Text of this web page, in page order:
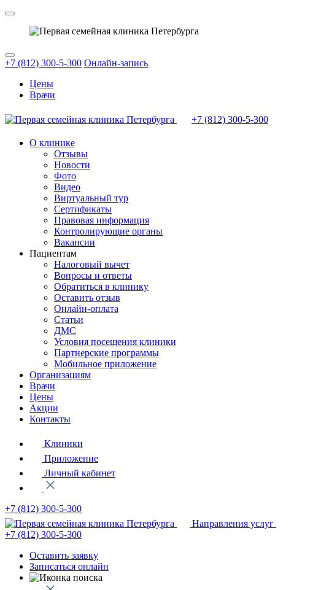
+7 (812) 300-5-300 Онлайн-запись
Цены
Врачи
+7 (812) 300-5-300
О клинике
Отзывы
Новости
Фото
Видео
Виртуальный тур
Сертификаты
Правовая информация
Контролирующие органы
Вакансии
Пациентам
Налоговый вычет
Вопросы и ответы
Обратиться в клинику
Оставить отзыв
Онлайн-оплата
Статьи
ДМС
Условия посещения клиники
Партнерские программы
Мобильное приложение
Организациям
Врачи
Цены
Акции
Контакты
Клиники
Приложение
Личный кабинет
+7 (812) 300-5-300
Направления услуг
+7 (812) 300-5-300
Оставить заявку
Записаться онлайн